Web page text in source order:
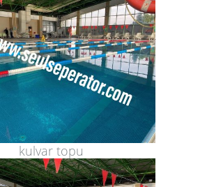
kulvar topu